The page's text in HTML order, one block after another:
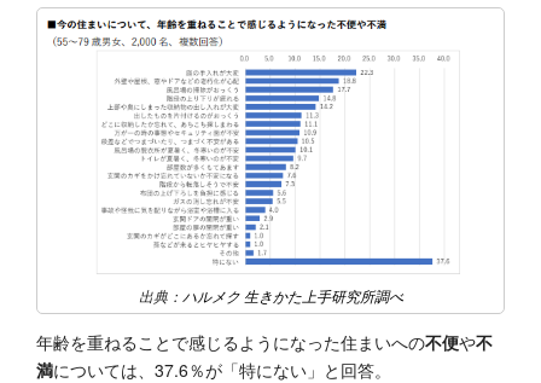
出典： ハルメク 生きかた上手研究所調べ
年齢を重ねることで感じるようになった住まいへの不便や不
満については、37.6％が「特にない」と回答。